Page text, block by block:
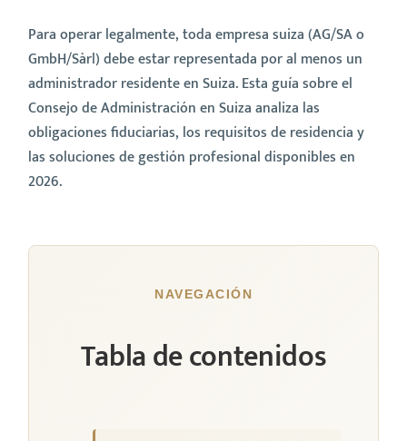
Para operar legalmente, toda empresa suiza (AG/SA o
GmbH/Sàrl) debe estar representada por al menos un
administrador residente en Suiza. Esta guía sobre el
Consejo de Administración en Suiza analiza las
obligaciones fiduciarias, los requisitos de residencia y
las soluciones de gestión profesional disponibles en
2026.
NAVEGACIÓN
Tabla de contenidos